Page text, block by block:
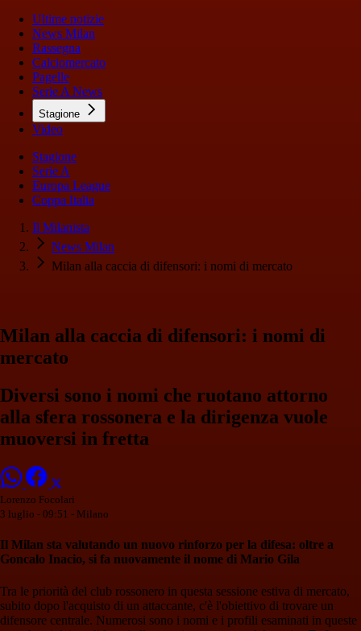
Ultime notizie
News Milan
Rassegna
Calciomercato
Pagelle
Serie A News
Stagione
Video
Stagione
Serie A
Europa League
Coppa Italia
Il Milanista
News Milan
Milan alla caccia di difensori: i nomi di mercato
Milan alla caccia di difensori: i nomi di
mercato
Diversi sono i nomi che ruotano attorno
alla sfera rossonera e la dirigenza vuole
muoversi in fretta
Lorenzo Focolari
3 luglio - 09:51 - Milano
Il Milan sta valutando un nuovo rinforzo per la difesa: oltre a
Goncalo Inacio, si fa nuovamente il nome di Mario Gila
Tra le priorità del club rossonero in questa sessione estiva di mercato,
subito dopo l'acquisto di un attaccante, c'è l'obiettivo di trovare un
difensore centrale. Numerosi sono i nomi e i profili esaminati in queste